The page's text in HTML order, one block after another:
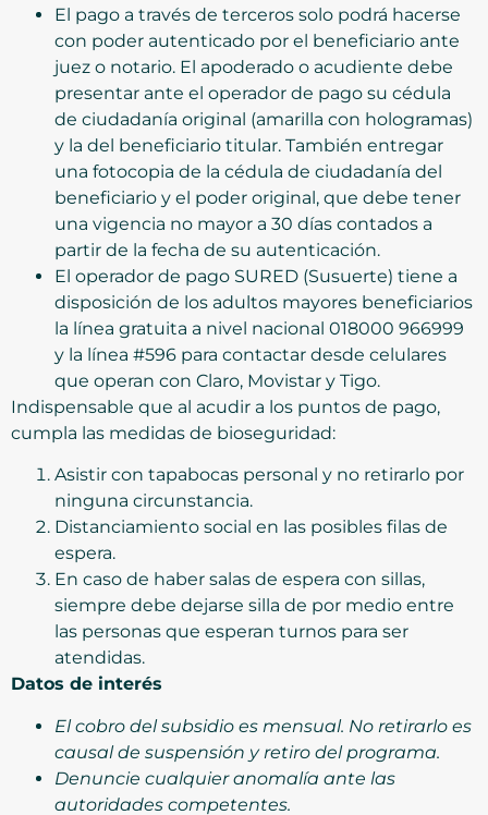
El pago a través de terceros solo podrá hacerse
con poder autenticado por el beneficiario ante
juez o notario. El apoderado o acudiente debe
presentar ante el operador de pago su cédula
de ciudadanía original (amarilla con hologramas)
y la del beneficiario titular. También entregar
una fotocopia de la cédula de ciudadanía del
beneficiario y el poder original, que debe tener
una vigencia no mayor a 30 días contados a
partir de la fecha de su autenticación.
El operador de pago SURED (Susuerte) tiene a
disposición de los adultos mayores beneficiarios
la línea gratuita a nivel nacional 018000 966999
y la línea #596 para contactar desde celulares
que operan con Claro, Movistar y Tigo.
Indispensable que al acudir a los puntos de pago,
cumpla las medidas de bioseguridad:
Asistir con tapabocas personal y no retirarlo por
ninguna circunstancia.
Distanciamiento social en las posibles filas de
espera.
En caso de haber salas de espera con sillas,
siempre debe dejarse silla de por medio entre
las personas que esperan turnos para ser
atendidas.
Datos de interés
El cobro del subsidio es mensual. No retirarlo es
causal de suspensión y retiro del programa.
Denuncie cualquier anomalía ante las
autoridades competentes.